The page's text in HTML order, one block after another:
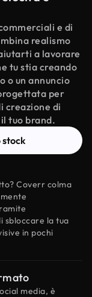
e di
realismo
a lavorare
tu stia creando
o un annuncio
per
creazione di
tuo brand.
stock
Coverr colma
sbloccare la tua
in pochi
media, è